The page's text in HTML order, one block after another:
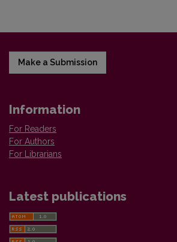
Make a Submission
Information
For Readers
For Authors
For Librarians
Latest publications